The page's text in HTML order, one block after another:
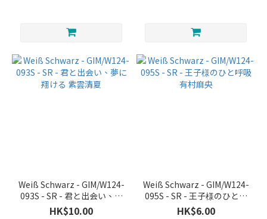
Weiß Schwarz - GIM/W124-
093S - SR - 君と出会い、夢
に翔ける 紫雲清夏
HK$10.00
Weiß Schwarz - GIM/W124-
095S - SR - 王子様のひと呼
吸 有村麻央
HK$6.00